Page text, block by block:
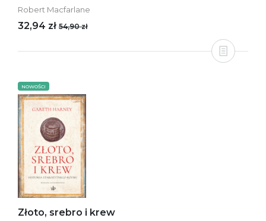
Robert Macfarlane
32,94 zł 54,90 zł
NOWOŚCI
Złoto, srebro i krew